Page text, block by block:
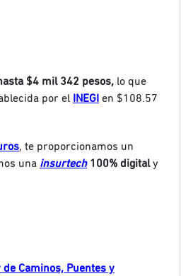
$4 mil 342 pesos, lo que
por el INEGI en $108.57
, te proporcionamos un
una insurtech 100% digitaly
de Caminos, Puentes y